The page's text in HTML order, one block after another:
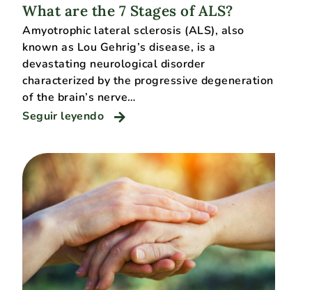
What are the 7 Stages of ALS?
​​Amyotrophic lateral sclerosis (ALS), also
known as Lou Gehrig’s disease, is a
devastating neurological disorder
characterized by the progressive degeneration
of the brain’s nerve…
Seguir leyendo